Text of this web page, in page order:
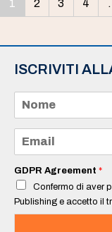
1 2 3 4
ISCRIVITI
m
e
a
i
*
GDPR Agreement *
Confermo di aver
Publishing e accetto il